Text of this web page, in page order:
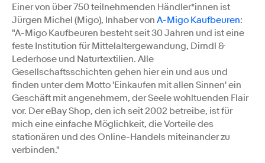
Einer von über 750 teilnehmenden Händler*innen ist
Jürgen Michel (Migo), Inhaber von A-Migo Kaufbeuren:
"A-Migo Kaufbeuren besteht seit 30 Jahren und ist eine
feste Institution für Mittelaltergewandung, Dirndl &
Lederhose und Naturtextilien. Alle
Gesellschaftsschichten gehen hier ein und aus und
finden unter dem Motto 'Einkaufen mit allen Sinnen' ein
Geschäft mit angenehmem, der Seele wohltuenden Flair
vor. Der eBay Shop, den ich seit 2002 betreibe, ist für
mich eine einfache Möglichkeit, die Vorteile des
stationären und des Online-Handels miteinander zu
verbinden."